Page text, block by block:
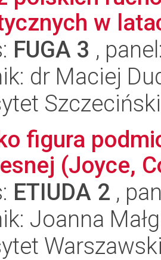
w
FUGA 3 ,
dr Maciej
figura
(Joyce,
ETIUDA 2 ,
Joanna